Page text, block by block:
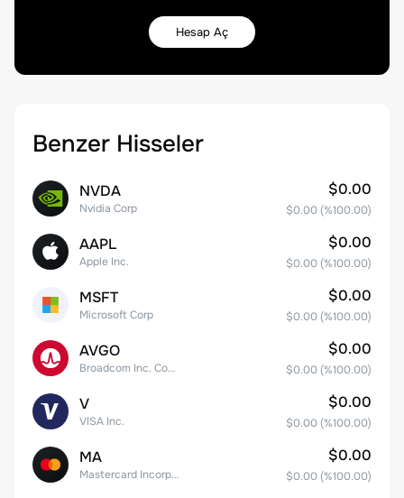
Hesap Aç
Benzer Hisseler
NVDA
Nvidia Corp
$0.00
$0.00 (%100.00)
AAPL
Apple Inc.
$0.00
$0.00 (%100.00)
MSFT
Microsoft Corp
$0.00
$0.00 (%100.00)
AVGO
Broadcom Inc. Common Stock
$0.00
$0.00 (%100.00)
V
VISA Inc.
$0.00
$0.00 (%100.00)
MA
Mastercard Incorporated
$0.00
$0.00 (%100.00)